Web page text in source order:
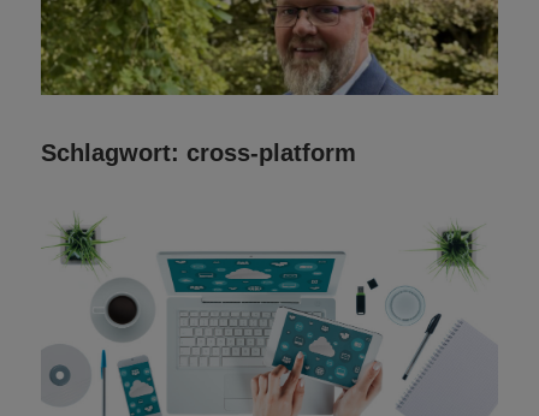
Schlagwort: cross-platform